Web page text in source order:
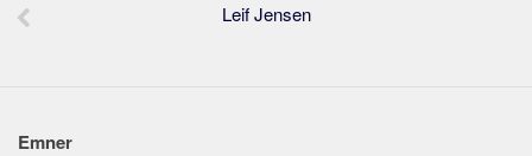
Leif Jensen
Emner